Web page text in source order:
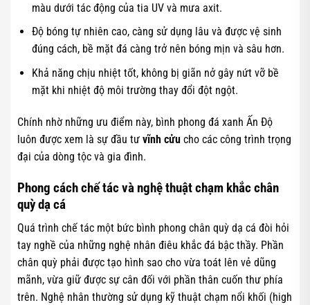
màu dưới tác động của tia UV và mưa axit.
Độ bóng tự nhiên cao, càng sử dụng lâu và được vệ sinh
đúng cách, bề mặt đá càng trở nên bóng mịn và sâu hơn.
Khả năng chịu nhiệt tốt, không bị giãn nở gây nứt vỡ bề
mặt khi nhiệt độ môi trường thay đổi đột ngột.
Chính nhờ những ưu điểm này, bình phong đá xanh Ấn Độ
luôn được xem là sự đầu tư vĩnh cửu cho các công trình trọng
đại của dòng tộc và gia đình.
Phong cách chế tác và nghệ thuật chạm khắc chân
quỳ dạ cá
Quá trình chế tác một bức bình phong chân quỳ dạ cá đòi hỏi
tay nghề của những nghệ nhân điêu khắc đá bậc thầy. Phần
chân quỳ phải được tạo hình sao cho vừa toát lên vẻ dũng
mãnh, vừa giữ được sự cân đối với phần thân cuốn thư phía
trên. Nghệ nhân thường sử dụng kỹ thuật chạm nổi khối (high